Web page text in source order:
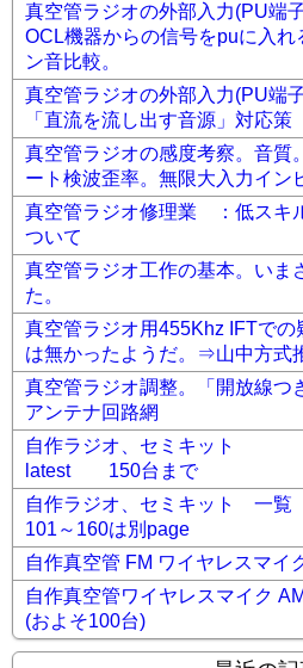
真空管ラジオの外部入力(PU
OCL機器からの信号をpuに入
ン音比較。
真空管ラジオの外部入力(PU端
「直流を流し出す音源」対応策
真空管ラジオの感度考察。音質
ート検波歪率。無限大入力イン
真空管ラジオ修理業 ：低スキ
ついて
真空管ラジオ工作の基本。いま
た。
真空管ラジオ用455Khz IFT
は無かったようだ。⇒山中方式
真空管ラジオ調整。「開放線つ
アンテナ回路網
自作ラジオ、セミキッ
latest 150台まで
自作ラジオ、セミキット 一
101～160は別page
自作真空管 FM ワイヤレスマ
自作真空管ワイヤレスマイク
(およそ100台)